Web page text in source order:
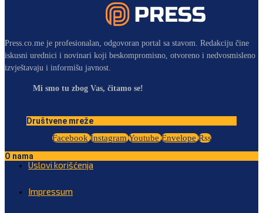
Press.co.me je profesionalan, odgovoran portal sa stavom. Redakciju čine
iskusni urednici i novinari koji beskompromisno, otvoreno i nedvosmisleno
izvještavaju i informišu javnost.
Mi smo tu zbog Vas, čitamo se!
Društvene mreže
Facebook Instagram Youtube Envelope Rss
O nama
Uslovi korišćenja
Impressum